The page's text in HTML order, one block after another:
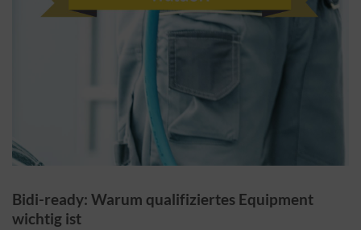
Bidi-ready: Warum qualifiziertes Equipment
wichtig ist